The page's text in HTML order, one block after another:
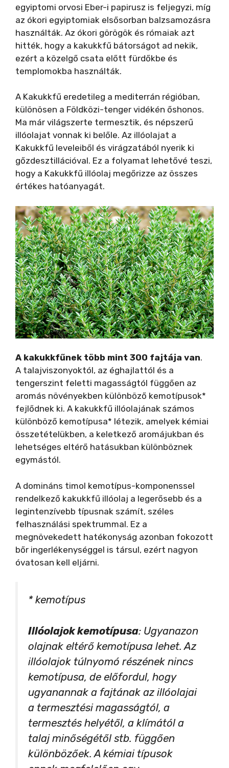
egyiptomi orvosi Eber-i papirusz is feljegyzi, míg
az ókori egyiptomiak elsősorban balzsamozásra
használták. Az ókori görögök és rómaiak azt
hitték, hogy a kakukkfű bátorságot ad nekik,
ezért a közelgő csata előtt fürdőkbe és
templomokba használták.
A Kakukkfű eredetileg a mediterrán régióban,
különösen a Földközi-tenger vidékén őshonos.
Ma már világszerte termesztik, és népszerű
illóolajat vonnak ki belőle. Az illóolajat a
Kakukkfű leveleiből és virágzatából nyerik ki
gőzdesztillációval. Ez a folyamat lehetővé teszi,
hogy a Kakukkfű illóolaj megőrizze az összes
értékes hatóanyagát.
A kakukkfűnek több mint 300 fajtája van.
A talajviszony­októl, az éghajlattól és a
tengerszint feletti magasságtól függően az
aromás növényekben különböző kemotípusok*
fejlődnek ki. A kakukkfű illóolajának számos
különböző kemotípusa* létezik, amelyek kémiai
összetételükben, a keletkező aromájukban és
lehetséges eltérő hatásukban különböznek
egymástól.
A domináns timol kemotípus-komponenssel
rendelkező kakukkfű illóolaj a legerősebb és a
legintenzívebb típusnak számít, széles
felhasználási spektrummal. Ez a
megnövekedett hatékonyság azonban fokozott
bőr ingerlékenységgel is társul, ezért nagyon
óvatosan kell eljárni.
* kemotípus
Illóolajok kemotípusa: Ugyanazon
olajnak eltérő kemotípusa lehet. Az
illóolajok túlnyomó részének nincs
kemotípusa, de előfordul, hogy
ugyanannak a fajtának az illóolajai
a termesztési magasságtól, a
termesztés helyétől, a klímától a
talaj minőségétől stb. függően
különbözőek. A kémiai típusok